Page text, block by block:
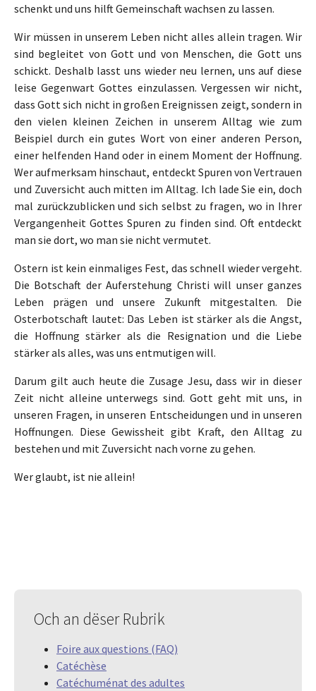
schenkt und uns hilft Gemeinschaft wachsen zu lassen.
Wir müssen in unserem Leben nicht alles allein tragen. Wir
sind begleitet von Gott und von Menschen, die Gott uns
schickt. Deshalb lasst uns wieder neu lernen, uns auf diese
leise Gegenwart Gottes einzulassen. Vergessen wir nicht,
dass Gott sich nicht in großen Ereignissen zeigt, sondern in
den vielen kleinen Zeichen in unserem Alltag wie zum
Beispiel durch ein gutes Wort von einer anderen Person,
einer helfenden Hand oder in einem Moment der Hoffnung.
Wer aufmerksam hinschaut, entdeckt Spuren von Vertrauen
und Zuversicht auch mitten im Alltag. Ich lade Sie ein, doch
mal zurückzublicken und sich selbst zu fragen, wo in Ihrer
Vergangenheit Gottes Spuren zu finden sind. Oft entdeckt
man sie dort, wo man sie nicht vermutet.
Ostern ist kein einmaliges Fest, das schnell wieder vergeht.
Die Botschaft der Auferstehung Christi will unser ganzes
Leben prägen und unsere Zukunft mitgestalten. Die
Osterbotschaft lautet: Das Leben ist stärker als die Angst,
die Hoffnung stärker als die Resignation und die Liebe
stärker als alles, was uns entmutigen will.
Darum gilt auch heute die Zusage Jesu, dass wir in dieser
Zeit nicht alleine unterwegs sind. Gott geht mit uns, in
unseren Fragen, in unseren Entscheidungen und in unseren
Hoffnungen. Diese Gewissheit gibt Kraft, den Alltag zu
bestehen und mit Zuversicht nach vorne zu gehen.
Wer glaubt, ist nie allein!
Och an dëser Rubrik
Foire aux questions (FAQ)
Catéchèse
Catéchuménat des adultes